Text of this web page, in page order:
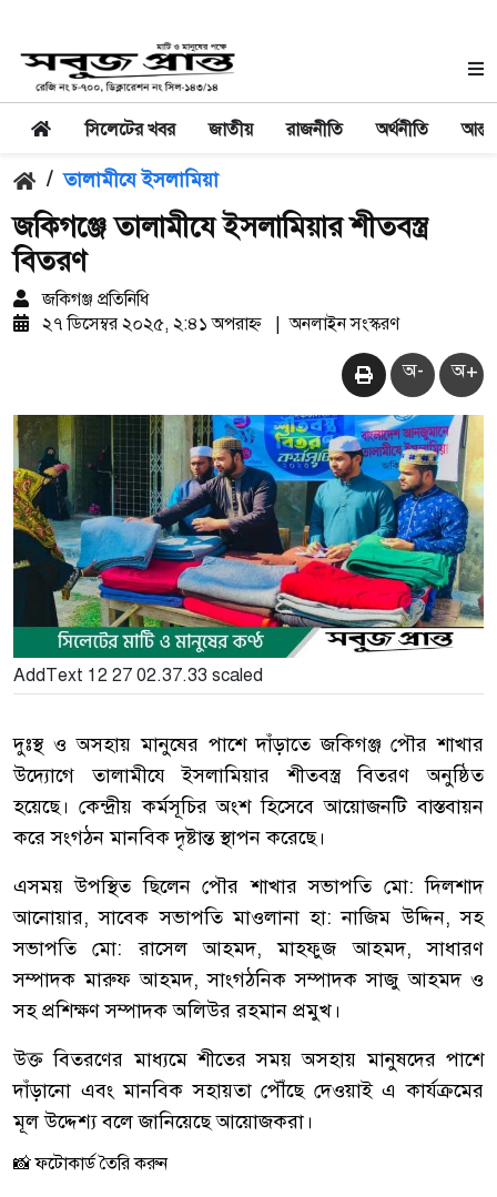
সিলেটের খবর জাতীয় রাজনীতি অর্থনীতি
/ তালামীযে ইসলামিয়া
জকিগঞ্জে তালামীযে ইসলামিয়ার শীতবস্ত্র
বিতরণ
জকিগঞ্জ প্রতিনিধি
২৭ ডিসেম্বর ২০২৫, ২:৪১ অপরাহ্ন
অনলাইন সংস্করণ
অ- অ+
AddText 12 27 02.37.33 scaled
দুঃস্থ ও অসহায় মানুষের পাশে দাঁড়াতে জকিগঞ্জ পৌর শাখার
উদ্যোগে তালামীযে ইসলামিয়ার শীতবস্ত্র বিতরণ অনুষ্ঠিত
হয়েছে। কেন্দ্রীয় কর্মসূচির অংশ হিসেবে আয়োজনটি বাস্তবায়ন
করে সংগঠন মানবিক দৃষ্টান্ত স্থাপন করেছে।
এসময় উপস্থিত ছিলেন পৌর শাখার সভাপতি মো: দিলশাদ
আনোয়ার, সাবেক সভাপতি মাওলানা হা: নাজিম উদ্দিন, সহ
সভাপতি মো: রাসেল আহমদ, মাহফুজ আহমদ, সাধারণ
সম্পাদক মারুফ আহমদ, সাংগঠনিক সম্পাদক সাজু আহমদ ও
সহ প্রশিক্ষণ সম্পাদক অলিউর রহমান প্রমুখ।
উক্ত বিতরণের মাধ্যমে শীতের সময় অসহায় মানুষদের পাশে
দাঁড়ানো এবং মানবিক সহায়তা পৌঁছে দেওয়াই এ কার্যক্রমের
মূল উদ্দেশ্য বলে জানিয়েছে আয়োজকরা।
📸 ফটোকার্ড তৈরি করুন